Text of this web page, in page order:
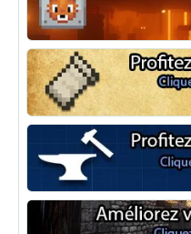
NeoForge
Minecraft Fabric
Minecraft Forge